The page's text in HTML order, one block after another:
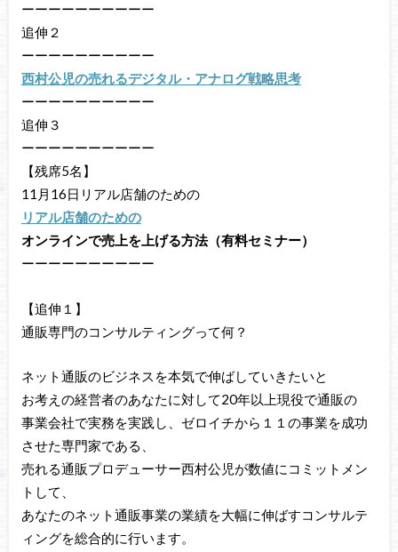
ーーーーーーーーーー
追伸２
ーーーーーーーーーー
西村公児の売れるデジタル・アナログ戦略思考
ーーーーーーーーーー
追伸３
ーーーーーーーーーー
【残席5名】
11月16日リアル店舗のための
リアル店舗のための
オンラインで売上を上げる方法（有料セミナー）
ーーーーーーーーーー
【追伸１】
通販専門のコンサルティングって何？
ネット通販のビジネスを本気で伸ばしていきたいと
お考えの経営者のあなたに対して20年以上現役で通販の
事業会社で実務を実践し、ゼロイチから１１の事業を成功
させた専門家である、
売れる通販プロデューサー西村公児が数値にコミットメン
トして、
あなたのネット通販事業の業績を大幅に伸ばすコンサルテ
ィングを総合的に行います。